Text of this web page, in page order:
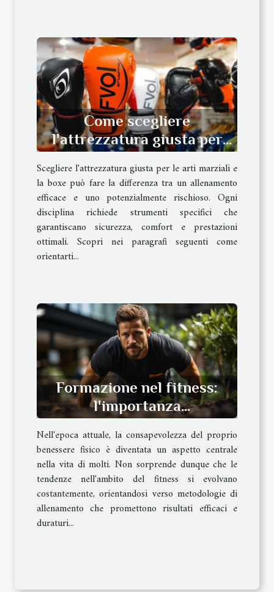
Come scegliere
l'attrezzatura giusta per
arti marziali e boxe?
Scegliere l'attrezzatura giusta per le arti marziali e
la boxe può fare la differenza tra un allenamento
efficace e uno potenzialmente rischioso. Ogni
disciplina richiede strumenti specifici che
garantiscano sicurezza, comfort e prestazioni
ottimali. Scopri nei paragrafi seguenti come
orientarti...
Formazione nel fitness:
l'importanza
dell'allenamento funzionale
Nell'epoca attuale, la consapevolezza del proprio
benessere fisico è diventata un aspetto centrale
nella vita di molti. Non sorprende dunque che le
tendenze nell'ambito del fitness si evolvano
costantemente, orientandosi verso metodologie di
allenamento che promettono risultati efficaci e
duraturi...